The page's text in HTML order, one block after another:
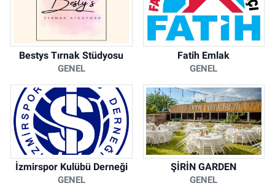
Bestys Tırnak Stüdyosu
GENEL
Fatih Emlak
GENEL
İzmirspor Kulübü Derneği
GENEL
ŞİRİN GARDEN
GENEL